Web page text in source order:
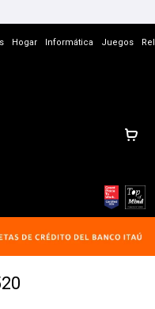
Hogar Informática Juegos